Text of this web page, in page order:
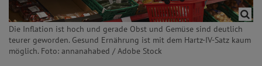
Die Inflation ist hoch und gerade Obst und Gemüse sind deutlich
teurer geworden. Gesund Ernährung ist mit dem Hartz-IV-Satz kaum
möglich. Foto: annanahabed / Adobe Stock